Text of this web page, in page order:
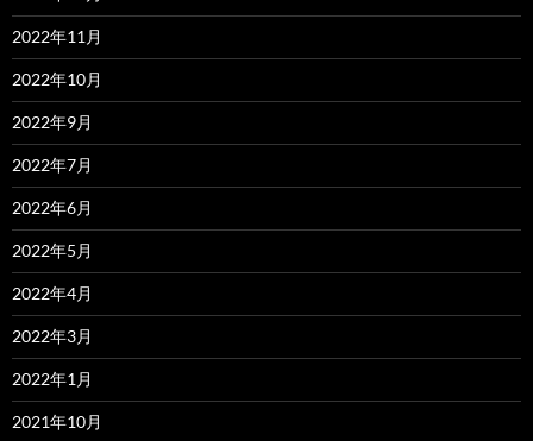
2022年11月
2022年10月
2022年9月
2022年7月
2022年6月
2022年5月
2022年4月
2022年3月
2022年1月
2021年10月